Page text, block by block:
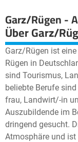
Garz/Rügen -
+
−
Über Garz/
Garz/Rügen ist
Rügen in
sind Tourismus,
beliebte Berufe
frau, Landwirt/-in
Auszubildende im
dringend gesucht.
Atmosphäre und ist